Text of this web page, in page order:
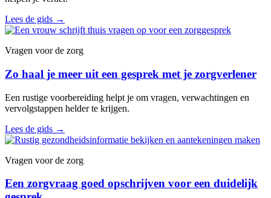
Lees de gids →
Vragen voor de zorg
Zo haal je meer uit een gesprek met je zorgverlener
Een rustige voorbereiding helpt je om vragen, verwachtingen en
vervolgstappen helder te krijgen.
Lees de gids →
Vragen voor de zorg
Een zorgvraag goed opschrijven voor een duidelijk